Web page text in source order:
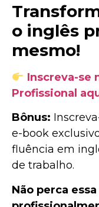
o inglês
mesmo!
Inscreva-se
Profissional
Bônus:
e-book
fluência em
de trabalho.
Não perca